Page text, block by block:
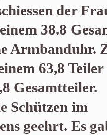
der
38.8
Armbanduhr.
63,8
Gesamtteiler.
Schützen im
geehrt. Es